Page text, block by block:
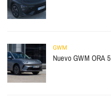
GWM
Nuevo GWM ORA 5